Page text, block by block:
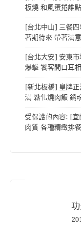
板燒 和風蛋捲誰
[台北中山] 三餐
著期待來 帶著滿
[台北大安] 安東
爆擊 饕客間口耳
[新北板橋] 皇牌
滿 鬆化燒肉飯 銷
受保護的內容: [
肉質 各種精緻排